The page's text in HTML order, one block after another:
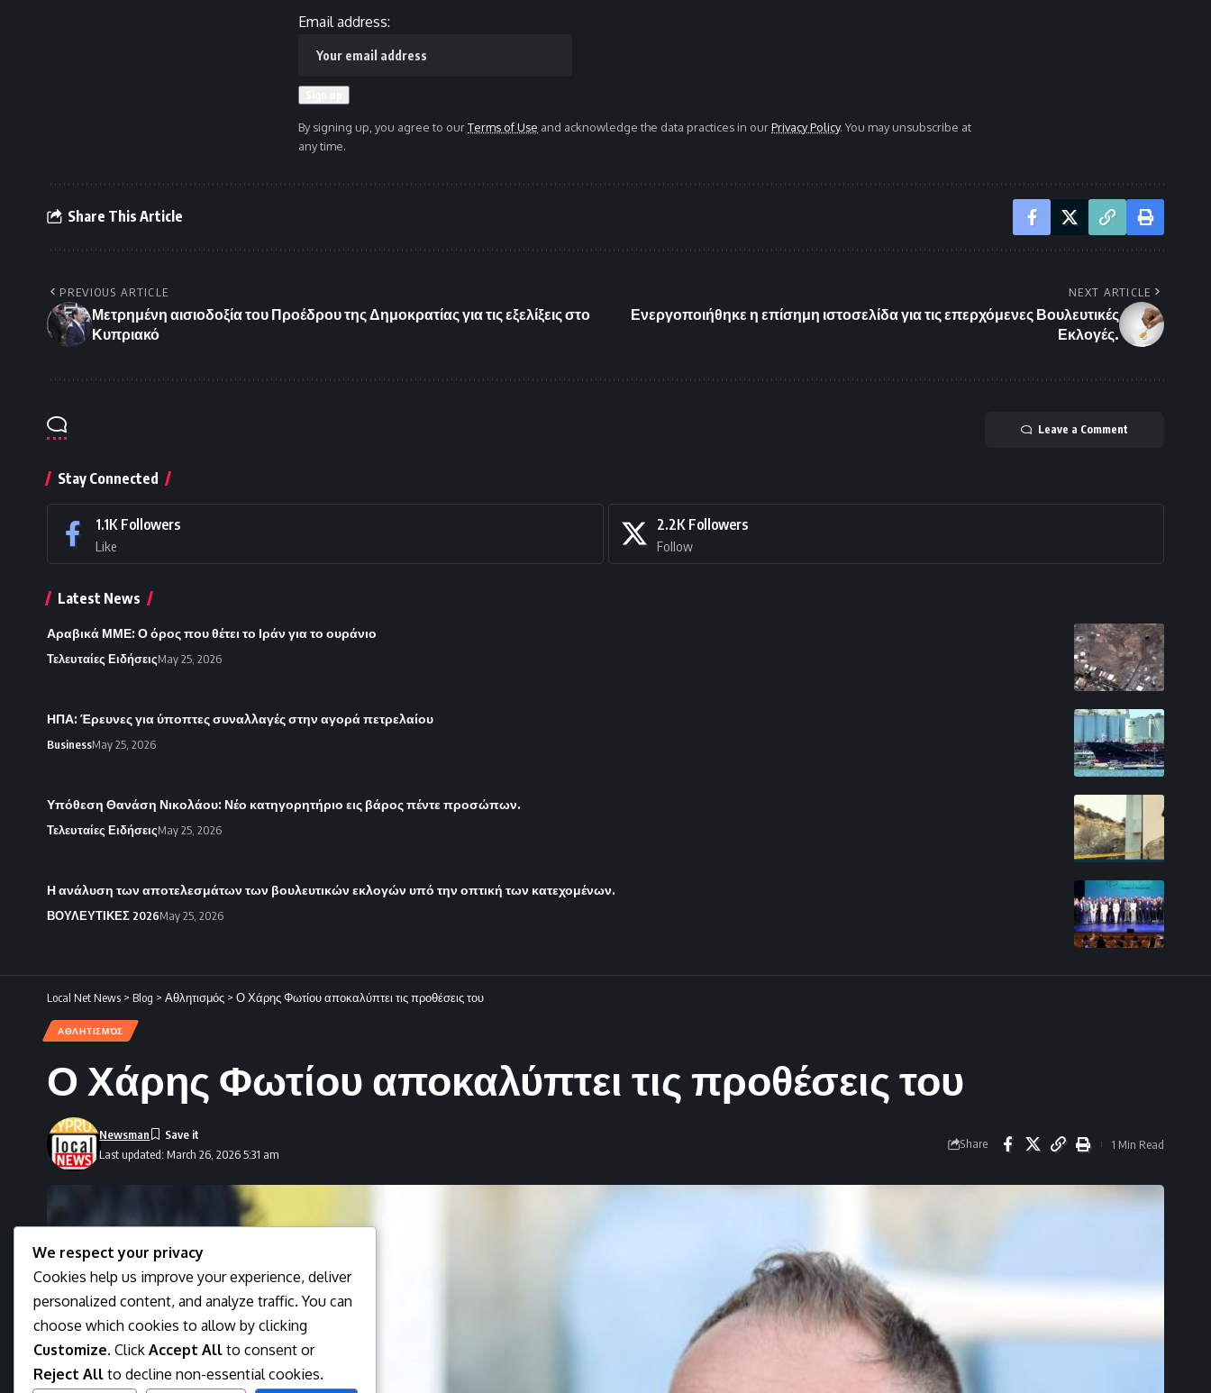
Email address:
By signing up, you agree to ourTerms of Use and acknowledge the data practices in ourPrivacy Policy. You may unsubscribe at
any time.
Share This Article
PREVIOUS ARTICLE
Μετρημένη αισιοδοξία του Προέδρου της Δημοκρατίας για τις εξελίξεις στο
Κυπριακό
NEXT ARTICLE
Ενεργοποιήθηκε η επίσημη ιστοσελίδα για τις επερχόμενες Βουλευτικές
Εκλογές.
Leave a Comment
Stay Connected
1.1K Followers
Like
2.2K Followers
Follow
Latest News
Αραβικά ΜΜΕ: Ο όρος που θέτει το Ιράν για το ουράνιο
Τελευταίες ΕιδήσειςMay 25, 2026
ΗΠΑ: Έρευνες για ύποπτες συναλλαγές στην αγορά πετρελαίου
BusinessMay 25, 2026
Υπόθεση Θανάση Νικολάου: Νέο κατηγορητήριο εις βάρος πέντε προσώπων.
Τελευταίες ΕιδήσειςMay 25, 2026
Η ανάλυση των αποτελεσμάτων των βουλευτικών εκλογών υπό την οπτική των κατεχομένων.
ΒΟΥΛΕΥΤΙΚΕΣ 2026May 25, 2026
Local Net News > Blog > Αθλητισμός > Ο Χάρης Φωτίου αποκαλύπτει τις προθέσεις του
ΑΘΛΗΤΙΣΜΌΣ
Ο Χάρης Φωτίου αποκαλύπτει τις προθέσεις του
Last updated: March 26, 2026 5:31 am
Newsman
Share 1 Min Read
We respect your privacy
Cookies help us improve your experience, deliver
personalized content, and analyze traffic. You can
choose which cookies to allow by clicking
Customize. Click Accept All to consent or
Reject All to decline non-essential cookies.